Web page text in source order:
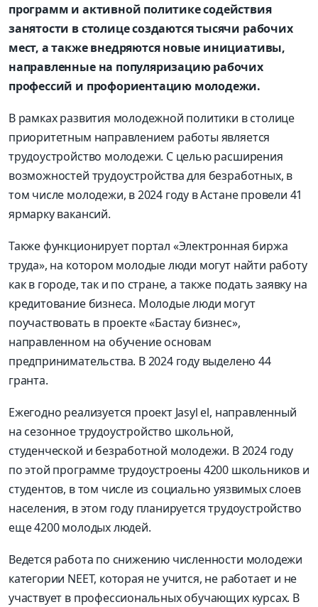
программ и активной политике содействия
занятости в столице создаются тысячи рабочих
мест, а также внедряются новые инициативы,
направленные на популяризацию рабочих
профессий и профориентацию молодежи.
В рамках развития молодежной политики в столице
приоритетным направлением работы является
трудоустройство молодежи. С целью расширения
возможностей трудоустройства для безработных, в
том числе молодежи, в 2024 году в Астане провели 41
ярмарку вакансий.
Также функционирует портал «Электронная биржа
труда», на котором молодые люди могут найти работу
как в городе, так и по стране, а также подать заявку на
кредитование бизнеса. Молодые люди могут
поучаствовать в проекте «Бастау бизнес»,
направленном на обучение основам
предпринимательства. В 2024 году выделено 44
гранта.
Ежегодно реализуется проект Jasyl el, направленный
на сезонное трудоустройство школьной,
студенческой и безработной молодежи. В 2024 году
по этой программе трудоустроены 4200 школьников и
студентов, в том числе из социально уязвимых слоев
населения, в этом году планируется трудоустройство
еще 4200 молодых людей.
Ведется работа по снижению численности молодежи
категории NEET, которая не учится, не работает и не
участвует в профессиональных обучающих курсах. В